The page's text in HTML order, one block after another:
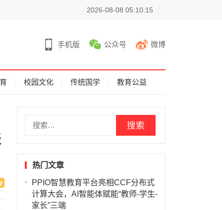
2026-08-08 05:10:15
手机版 公众号 微博
校园文化 传统国学 教育公益
热门文章
PPIO智慧教育平台亮相CCF分布式
计算大会，AI智能体赋能“教师-学生-
家长”三端